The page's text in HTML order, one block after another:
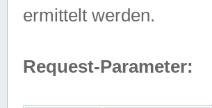
ermittelt werden.
Request-Parameter: